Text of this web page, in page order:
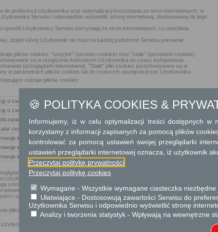
do preferencji Użytkownika oraz optymalizacji korzystania ze stron internetowych; w
Serwisu i odpowiednio wyświetlić stronę internetową, dostosowaną do jego
Użytkownicy Serwisu korzystają ze stron internetowych, co umożliwia
dzięki której Użytkownik nie musi na każdej podstronie Serwisu ponownie
plików cookies: "sesyjne" (session cookies) oraz "stałe" (persistent cookies).
są w urządzeniu końcowym Użytkownika do czasu wylogowania,
(przeglądarki internetowej). "Stałe" pliki cookies przechowywane są w
w parametrach plików cookies lub do czasu ich usunięcia przez Użytkownika.
rodzaje plików cookies:
o zaakceptowaniu polityki cookies
o zaakceptowaniu polityki prywatności
unikalnych odwiedzin strony
sesji
informacje o użytkowniku, takie jak identyfikator odwiedzającego
informacje o aktualnej wizycie
informację o stronie źródłowej wizyty
stron internetowych (przeglądarka internetowa) domyślnie dopuszcza
Użytkownika. Użytkownicy Serwisu mogą dokonać w każdym czasie zmiany
zostać zmienione w szczególności w taki sposób, aby blokować automatyczną
bądź informować o ich każdorazowym zamieszczeniu w urządzeniu
i sposobach obsługi plików cookies dostępne są w ustawieniach oprogramowania
plików cookies mogą w płynąć na niektóre funkcjonalności dostępne na stronach
Serwisu i wykorzystywane mogą być również przez współpracujących z
🍪 POLITYKA COOKIES &
Informujemy, iż w celu optymalizacji treści dostępnych w
korzystamy z informacji zapisanych za pomocą plików
kontrolować za pomocą ustawień swojej przeglądarki
ustawień przeglądarki internetowej oznacza, iż użytkownik
Przeczytaj politykę prywatności
Przeczytaj politykę cookies
Wymagane - Wszystkie wymagane ciasteczka
Ułatwiające - Dostosowują zawartości Serwisu do
Użytkownika Serwisu i odpowiednio wyświetlić stronę
Analizy i tworzenia statystyk - Wpływają na wewnętrzne